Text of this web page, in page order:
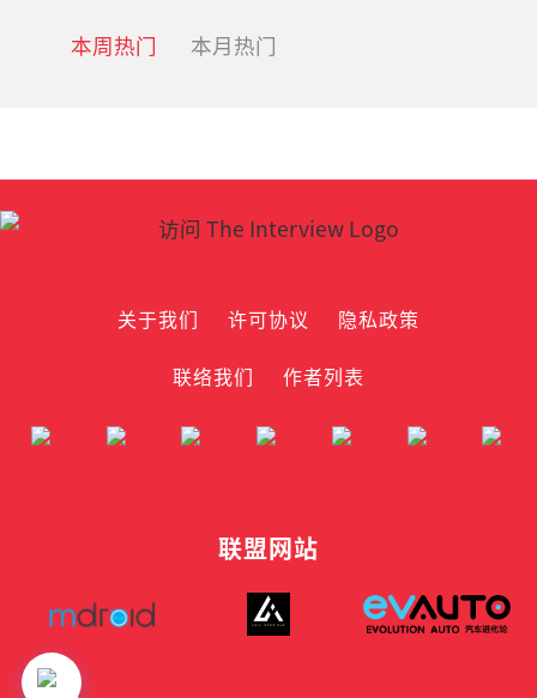
本周热门 本月热门
关于我们 许可协议
隐私政策
联络我们
作者列表
联盟网站